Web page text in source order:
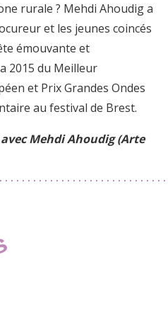
rurale ? Mehdi Ahoudig a
et les jeunes coincés
émouvante et
2015 du Meilleur
et Prix Grandes Ondes
au festival de Brest.
Mehdi Ahoudig (Arte